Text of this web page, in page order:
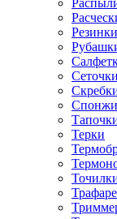
Резинки
Сеточки
Спонжи
Терки